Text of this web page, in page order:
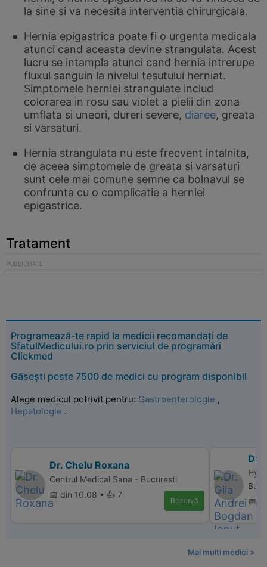
la sine si va necesita interventia chirurgicala.
Hernia epigastrica poate fi o urgenta medicala
atunci cand aceasta devine strangulata. Acest
lucru se intampla atunci cand hernia intrerupe
fluxul sanguin la nivelul tesutului herniat.
Simptomele herniei strangulate includ
colorarea in rosu sau violet a pielii din zona
umflata si uneori, dureri severe, diaree, greata
si varsaturi.
Hernia strangulata nu este frecvent intalnita,
de aceea simptomele de greata si varsaturi
sunt cele mai comune semne ca bolnavul se
confrunta cu o complicatie a herniei
epigastrice.
Tratament
Programează-te rapid la medicii recomandați de
SfatulMedicului.ro prin serviciul de programări
Clickmed
Găsești peste 7500 de medici cu program disponibil
Alege medicul potrivit pentru: Gastroenterologie ,
Hepatologie .
Dr. Chelu Roxana
Centrul Medical Sana - Bucuresti
📅 din 10.08 • 👍 7
Rezervă
Dr.
📅
Mai multi medici >